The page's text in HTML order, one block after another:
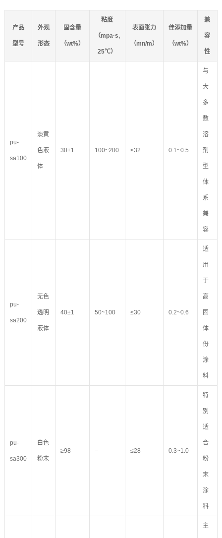
产品
型号
外观
形态
固含量
（wt%）
粘度
（mpa·s,
25℃）
表面张力
（mn/m）
佳添加量
（wt%）
兼
容
性
pu-
sa100
淡黄
色液
体
30±1 100~200 ≤32 0.1~0.5
与
大
多
数
溶
剂
型
体
系
兼
容
pu-
sa200
无色
透明
液体
40±1 50~100 ≤30 0.2~0.6
适
用
于
高
固
体
份
涂
料
pu-
sa300
白色
粉末
≥98 – ≤28 0.3~1.0
特
别
适
合
粉
末
涂
料
主